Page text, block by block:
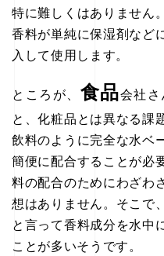
特に難しくはありません
香料が単純に保湿剤など
入して使用します。
ところが、 食品会社さ
と、化粧品とは異なる課
飲料のように完全な水ベ
簡便に配合することが必
料の配合のためにわざわ
想はありません。そこで
と言って香料成分を水中
ことが多いそうです。